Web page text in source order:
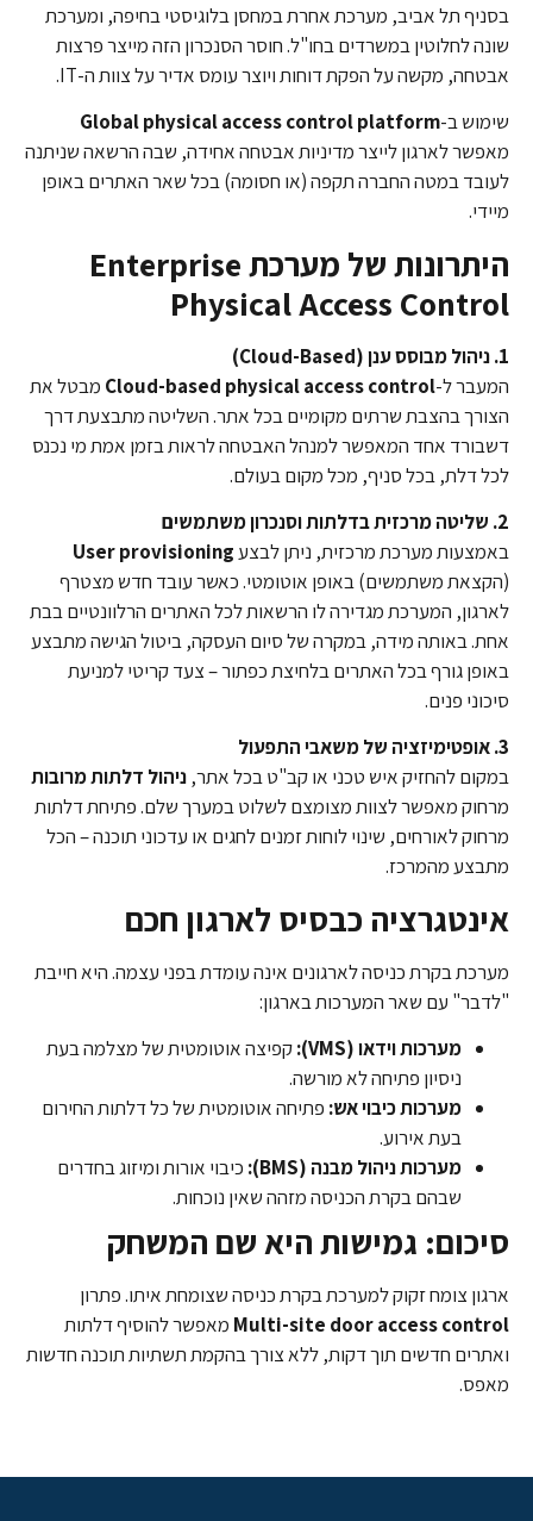
בסניף תל אביב, מערכת אחרת במחסן בלוגיסטי בחיפה, ומערכת
שונה לחלוטין במשרדים בחו"ל. חוסר הסנכרון הזה מייצר פרצות
אבטחה, מקשה על הפקת דוחות ויוצר עומס אדיר על צוות ה-IT.
שימוש ב-Global physical access control platform
מאפשר לארגון לייצר מדיניות אבטחה אחידה, שבה הרשאה שניתנה
לעובד במטה החברה תקפה (או חסומה) בכל שאר האתרים באופן
מיידי.
היתרונות של מערכת Enterprise
Physical Access Control
1. ניהול מבוסס ענן (Cloud-Based)
המעבר ל-Cloud-based physical access control מבטל את
הצורך בהצבת שרתים מקומיים בכל אתר. השליטה מתבצעת דרך
דשבורד אחד המאפשר למנהל האבטחה לראות בזמן אמת מי נכנס
לכל דלת, בכל סניף, מכל מקום בעולם.
2. שליטה מרכזית בדלתות וסנכרון משתמשים
באמצעות מערכת מרכזית, ניתן לבצע User provisioning
(הקצאת משתמשים) באופן אוטומטי. כאשר עובד חדש מצטרף
לארגון, המערכת מגדירה לו הרשאות לכל האתרים הרלוונטיים בבת
אחת. באותה מידה, במקרה של סיום העסקה, ביטול הגישה מתבצע
באופן גורף בכל האתרים בלחיצת כפתור – צעד קריטי למניעת
סיכוני פנים.
3. אופטימיזציה של משאבי התפעול
במקום להחזיק איש טכני או קב"ט בכל אתר, ניהול דלתות מרובות
מרחוק מאפשר לצוות מצומצם לשלוט במערך שלם. פתיחת דלתות
מרחוק לאורחים, שינוי לוחות זמנים לחגים או עדכוני תוכנה – הכל
מתבצע מהמרכז.
אינטגרציה כבסיס לארגון חכם
מערכת בקרת כניסה לארגונים אינה עומדת בפני עצמה. היא חייבת
"לדבר" עם שאר המערכות בארגון:
מערכות וידאו (VMS):
קפיצה אוטומטית של מצלמה בעת
ניסיון פתיחה לא מורשה.
מערכות כיבוי אש: פתיחה אוטומטית של כל דלתות החירום
בעת אירוע.
מערכות ניהול מבנה (BMS):
כיבוי אורות ומיזוג בחדרים
שבהם בקרת הכניסה מזהה שאין נוכחות.
סיכום: גמישות היא שם המשחק
ארגון צומח זקוק למערכת בקרת כניסה שצומחת איתו. פתרון
Multi-site door access control מאפשר להוסיף דלתות
ואתרים חדשים תוך דקות, ללא צורך בהקמת תשתיות תוכנה חדשות
מאפס.